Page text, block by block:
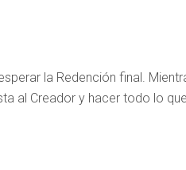
la Redención final.
al Creador y hacer todo lo